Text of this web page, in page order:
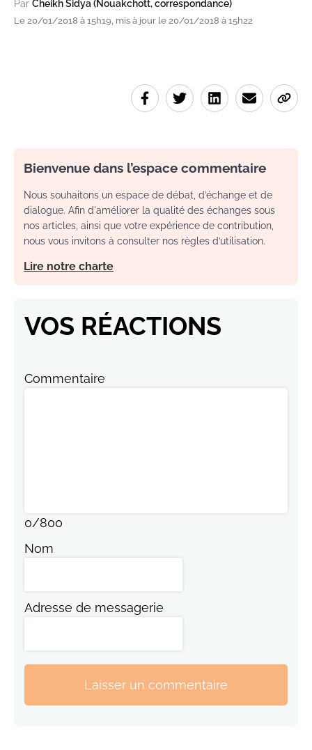
Par Cheikh Sidya (Nouakchott, correspondance)
Le 20/01/2018 à 15h19, mis à jour le 20/01/2018 à 15h22
Bienvenue dans l’espace commentaire
Nous souhaitons un espace de débat, d’échange et de
dialogue. Afin d'améliorer la qualité des échanges sous
nos articles, ainsi que votre expérience de contribution,
nous vous invitons à consulter nos règles d’utilisation.
Lire notre charte
VOS RÉACTIONS
Commentaire
0/800
Nom
Adresse de messagerie
Laisser un commentaire